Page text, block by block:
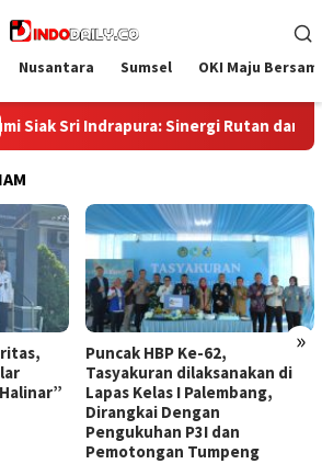
Nusantara Sumsel OKI Maju
Sambut Remisi Kemerdekaan RI
»
HBP Ke-62,
dilaksanakan di
Kelas I Palembang,
Dengan
P3I dan
Tumpeng
Lapas
Lembaga
Pemahaman
Binaan Lapas